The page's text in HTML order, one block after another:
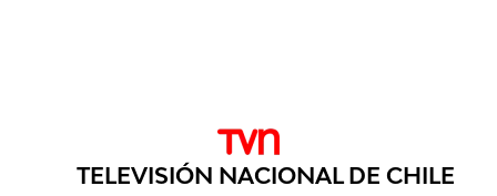
TELEVISIÓN NACIONAL DE CHILE